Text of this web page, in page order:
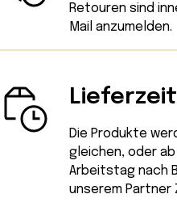
Retouren sind
Mail anzumelden.
Lieferzeit
Die Produkte
gleichen, oder ab
Arbeitstag nach
unserem Partner